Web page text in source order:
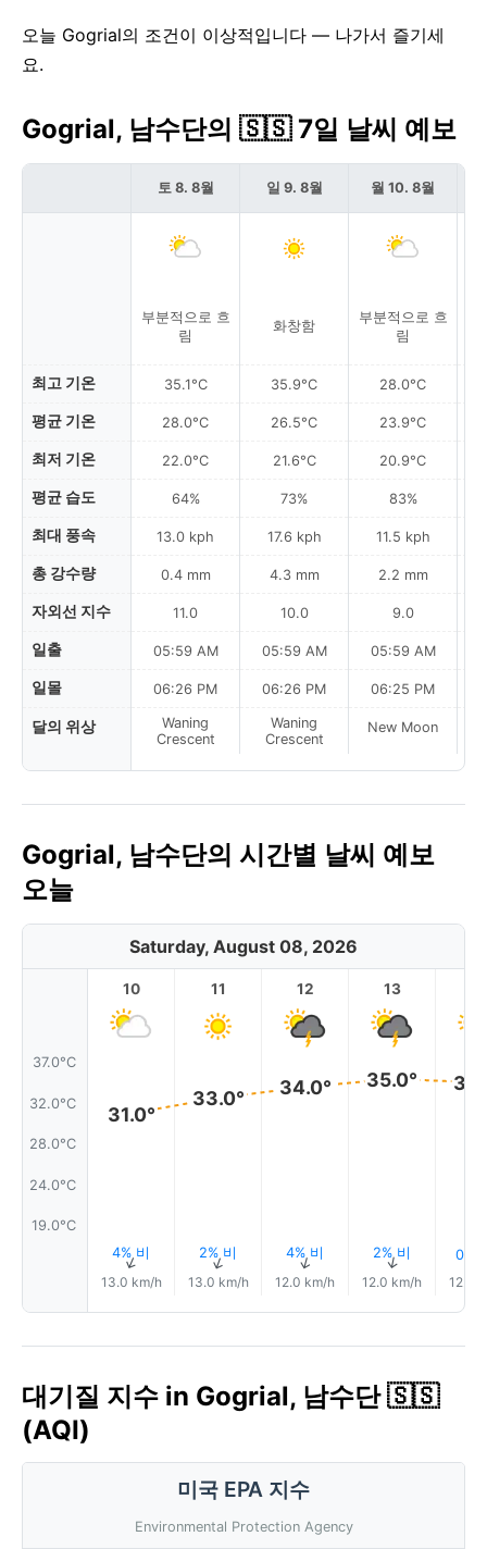
오늘 Gogrial의 조건이 이상적입니다 — 나가서 즐기세
요.
Gogrial, 남수단의 🇸🇸 7일 날씨 예보
최고 기온
평균 기온
최저 기온
평균 습도
최대 풍속
총 강수량
자외선 지수
일출
일몰
달의 위상
토 8. 8월
부분적으로 흐
림
35.1°C
28.0°C
22.0°C
64%
13.0 kph
0.4 mm
11.0
05:59 AM
06:26 PM
Waning
Crescent
일 9. 8월
화창함
35.9°C
26.5°C
21.6°C
73%
17.6 kph
4.3 mm
10.0
05:59 AM
06:26 PM
Waning
Crescent
월 10. 8월
부분적으로 흐
림
28.0°C
23.9°C
20.9°C
83%
11.5 kph
2.2 mm
9.0
05:59 AM
06:25 PM
New Moon
Gogrial, 남수단의 시간별 날씨 예보
오늘
Saturday, August 08, 2026
37.0°C
32.0°C
28.0°C
24.0°C
19.0°C
10
31.0°
4% 비
↑
13.0 km/h
11
33.0°
2% 비
↑
13.0 km/h
12
34.0°
4% 비
↑
12.0 km/h
13
35.0°
2% 비
↑
12.0 km/h
0.1
12.0
대기질 지수 in Gogrial, 남수단 🇸🇸
(AQI)
미국 EPA 지수
Environmental Protection Agency